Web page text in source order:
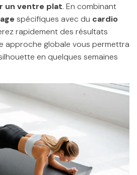
un ventre plat. En combinant
spécifiques avec du cardio
rapidement des résultats
approche globale vous permettra
en quelques semaines